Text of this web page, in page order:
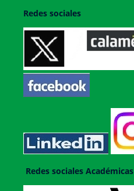
Redes sociales
Redes sociales Académicas